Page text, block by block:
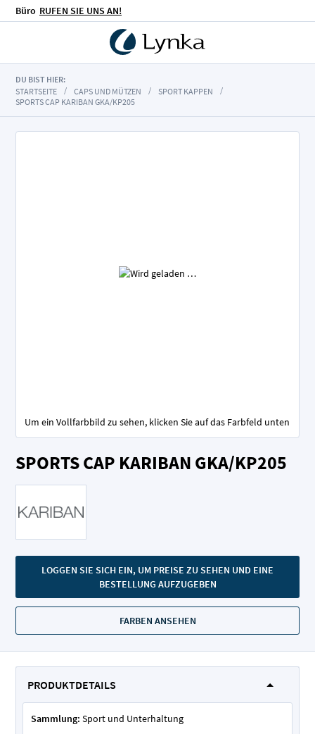
Büro RUFEN SIE UNS AN!
DU BIST HIER:
STARTSEITE
CAPS UND MÜTZEN
SPORT KAPPEN
SPORTS CAP KARIBAN GKA/KP205
SPORTS CAP KARIBAN GKA/KP205
LOGGEN SIE SICH EIN, UM PREISE ZU SEHEN UND EINE
BESTELLUNG AUFZUGEBEN
FARBEN ANSEHEN
Um ein Vollfarbbild zu sehen, klicken Sie auf das Farbfeld unten
Anfang
der
Bildgalerie
PRODUKTDETAILS
Sammlung: Sport und Unterhaltung